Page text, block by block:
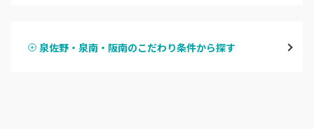
ハンドスカルプ
泉佐野・泉南・阪南のこだわり条件から探す